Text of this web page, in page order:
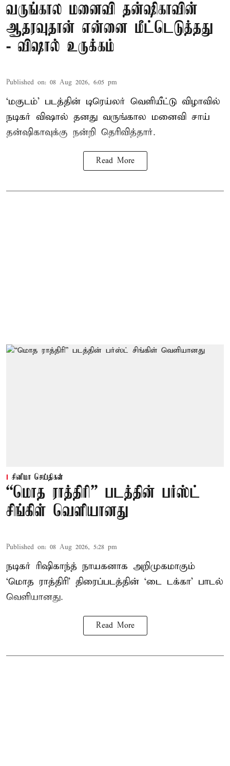
வருங்கால மனைவி தன்ஷிகாவின்
ஆதரவுதான் என்னை மீட்டெடுத்தது
- விஷால் உருக்கம்
Published on: 08 Aug 2026, 6:05 pm
‘மகுடம்’ படத்தின் டிரெய்லர் வெளியீட்டு விழாவில்
நடிகர் விஷால் தனது வருங்கால மனைவி சாய்
தன்ஷிகாவுக்கு நன்றி தெரிவித்தார்.
Read More
சினிமா செய்திகள்
“மொத ராத்திரி” படத்தின் பர்ஸ்ட்
சிங்கிள் வெளியானது
Published on: 08 Aug 2026, 5:28 pm
நடிகர் ரிஷிகாந்த் நாயகனாக அறிமுகமாகும்
‘மொத ராத்திரி’ திரைப்படத்தின் ‘டை டக்கா’ பாடல்
வெளியானது.
Read More